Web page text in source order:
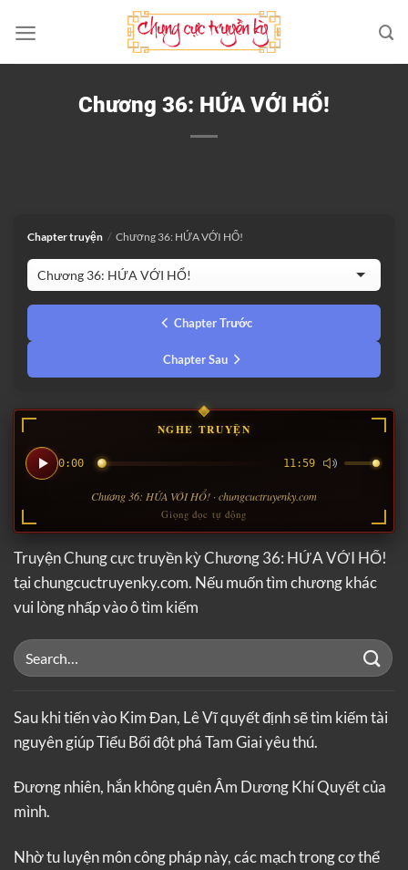
qua
nội
Chương 36: HỨA VỚI HỔ!
Chapter truyện / Chương 36: HỨA VỚI HỔ!
Chapter Trước
Chapter Sau
NGHE TRUYỆN
0:00 11:59
Chương 36: HỨA VỚI HỔ! · chungcuctruyenky.com
Giọng đọc tự động
Truyện Chung cực truyền kỳ Chương 36: HỨA VỚI HỔ!
tại chungcuctruyenky.com. Nếu muốn tìm chương khác
vui lòng nhấp vào ô tìm kiếm
Sau khi tiến vào Kim Đan, Lê Vĩ quyết định sẽ tìm kiếm tài
nguyên giúp Tiểu Bối đột phá Tam Giai yêu thú.
Đương nhiên, hắn không quên Âm Dương Khí Quyết của
mình.
Nhờ tu luyện môn công pháp này, các mạch trong cơ thể